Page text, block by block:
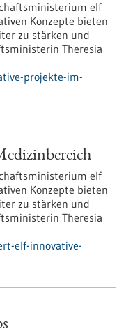
elf
Konzepte bieten
zu stärken und
Theresia
projekte-im-
elf
Konzepte bieten
zu stärken und
Theresia
elf-innovative-